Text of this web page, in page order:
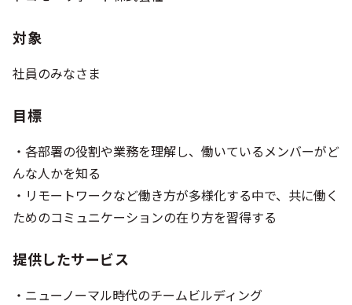
対象
社員のみなさま
目標
・各部署の役割や業務を理解し、働いているメンバーがど
んな人かを知る
・リモートワークなど働き方が多様化する中で、共に働く
ためのコミュニケーションの在り方を習得する
提供したサービス
・ニューノーマル時代のチームビルディング